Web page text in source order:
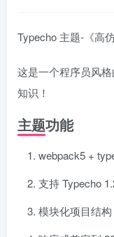
Typecho 主题-《高
这是一个程序员风
知识！
主题功能
webpack5 +
支持 Typecho
模块化项目结构